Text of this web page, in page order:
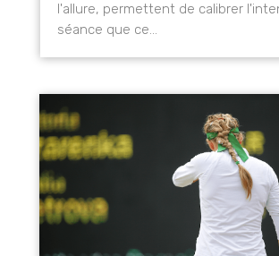
l'allure, permettent de calibrer
séance que ce...